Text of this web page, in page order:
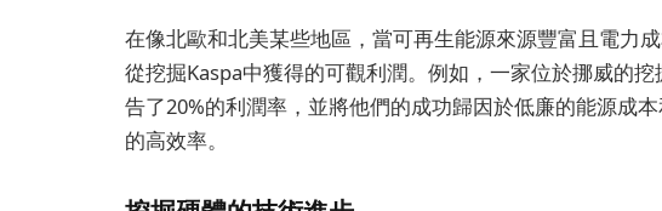
在像北歐和北美某些地區，當可再生能源來源豐富且電力
從挖掘Kaspa中獲得的可觀利潤。例如，一家位於挪威的
告了20%的利潤率，並將他們的成功歸因於低廉的能源成
的高效率。